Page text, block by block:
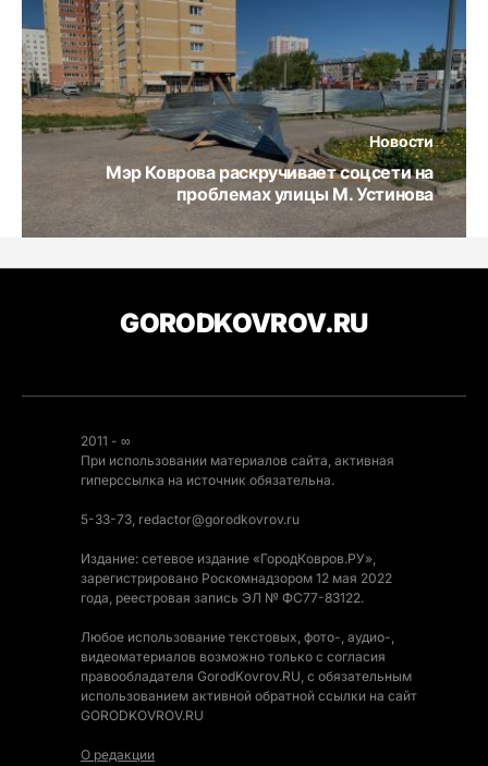
Новости
Мэр Коврова раскручивает соцсети на
проблемах улицы М. Устинова
GORODKOVROV.RU
2011 - ∞
При использовании материалов сайта, активная
гиперссылка на источник обязательна.
5-33-73, redactor@gorodkovrov.ru
Издание: сетевое издание «ГородКовров.РУ»,
зарегистрировано Роскомнадзором 12 мая 2022
года, реестровая запись ЭЛ № ФС77-83122.
Любое использование текстовых, фото-, аудио-,
видеоматериалов возможно только с согласия
правообладателя GorodKovrov.RU, с обязательным
использованием активной обратной ссылки на сайт
GORODKOVROV.RU
О редакции